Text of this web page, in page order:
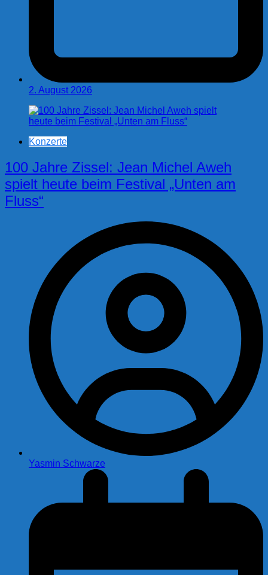
2. August 2026
Konzerte
100 Jahre Zissel: Jean Michel Aweh
spielt heute beim Festival „Unten am
Fluss“
Yasmin Schwarze